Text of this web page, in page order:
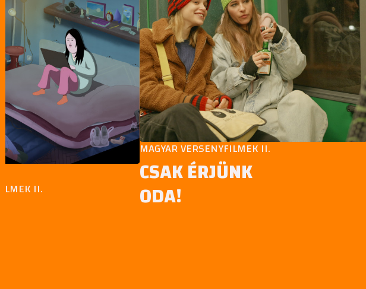
II.
MAGYAR VERSENYFILMEK II.
CSAK ÉRJÜNK
ODA!